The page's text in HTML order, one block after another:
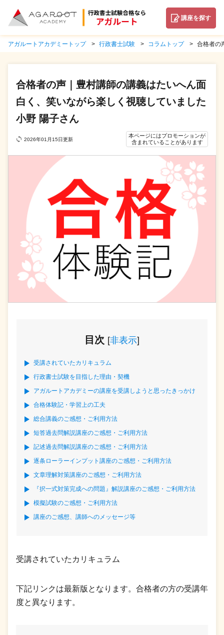
講座を探す
アガルートアカデミートップ 行政書士試験 コラムトップ 合格者の
合格者の声｜豊村講師の講義はたいへん面
白く、笑いながら楽しく視聴していました
小野 陽子さん
2026年01月15日更新
本ページにはプロモーションが
含まれていることがあります
目次 [非表示]
受講されていたカリキュラム
行政書士試験を目指した理由・契機
アガルートアカデミーの講座を受講しようと思ったきっかけ
合格体験記・学習上の工夫
総合講義のご感想・ご利用方法
短答過去問解説講座のご感想・ご利用方法
記述過去問解説講座のご感想・ご利用方法
逐条ローラーインプット講座のご感想・ご利用方法
文章理解対策講座のご感想・ご利用方法
『択一式対策完成への問題』解説講座のご感想・ご利用方法
模擬試験のご感想・ご利用方法
講座のご感想、講師へのメッセージ等
受講されていたカリキュラム
下記リンクは最新版となります。合格者の方の受講年
度と異なります。